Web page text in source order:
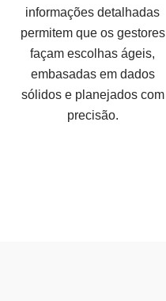
informações detalhadas
permitem que os gestores
façam escolhas ágeis,
embasadas em dados
sólidos e planejados com
precisão.